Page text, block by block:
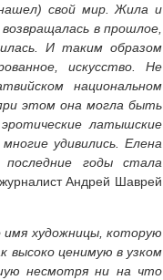
свой мир. Жила и
в прошлое,
И таким образом
искусство. Не
национальном
этом она могла быть
латышские
удивились. Елена
годы стала
Андрей Шаврей
имя художницы, которую
высоко ценимую в узком
несмотря ни на что